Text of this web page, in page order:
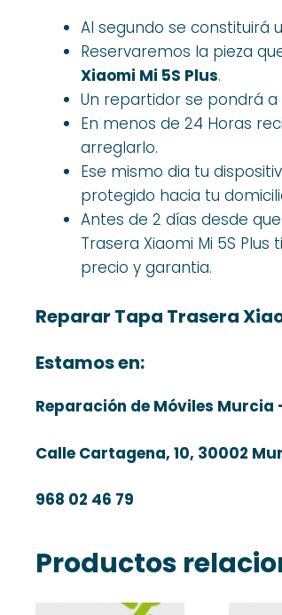
Al segundo se constituirá
Reservaremos la pieza
Xiaomi Mi 5S Plus.
Un repartidor se pondrá a
En menos de 24 Horas
arreglarlo.
Ese mismo dia tu
protegido hacia tu
Antes de 2 días desde
Trasera Xiaomi Mi 5S
precio y garantia.
Reparar Tapa Trasera
Estamos en:
Reparación de Móviles Murcia
Calle Cartagena, 10, 30002
968 02 46 79
Productos